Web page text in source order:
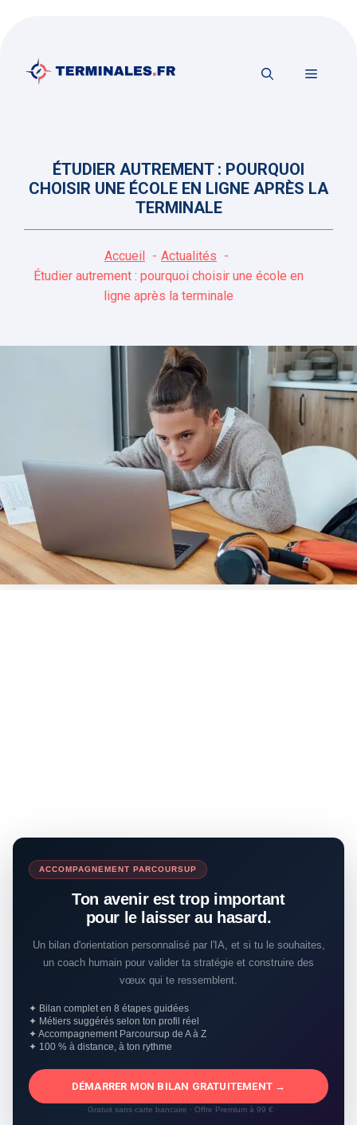
contenu
MENU
ÉTUDIER AUTREMENT : POURQUOI
CHOISIR UNE ÉCOLE EN LIGNE APRÈS LA
TERMINALE
Accueil
Actualités
Étudier autrement : pourquoi choisir une école en
ligne après la terminale
ACCOMPAGNEMENT PARCOURSUP
Ton avenir est trop important
pour le laisser au hasard.
Un bilan d'orientation personnalisé par l'IA, et si tu le souhaites,
un coach humain pour valider ta stratégie et construire des
vœux qui te ressemblent.
✦ Bilan complet en 8 étapes guidées
✦ Métiers suggérés selon ton profil réel
✦ Accompagnement Parcoursup de A à Z
✦ 100 % à distance, à ton rythme
DÉMARRER MON BILAN GRATUITEMENT →
Gratuit sans carte bancaire · Offre Premium à 99 €